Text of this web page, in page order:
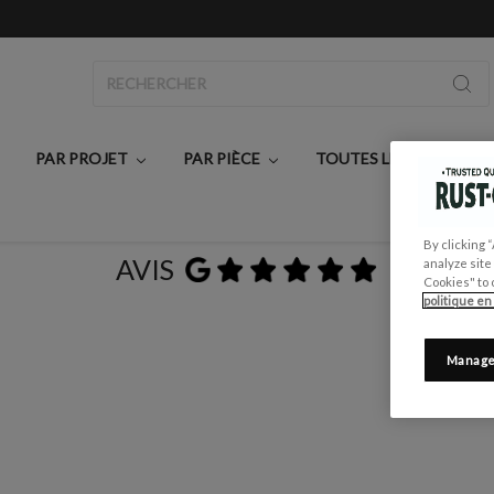
PAR PROJET PAR PIÈCE TOUTES LES PEINTURES
AVIS
By clicking
analyze
Cookies" to
politique